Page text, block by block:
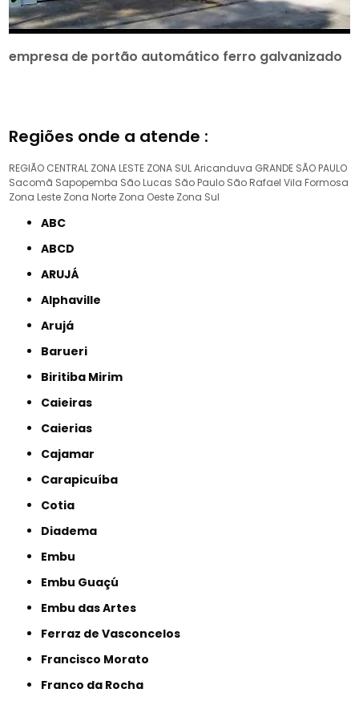
empresa de portão automático ferro galvanizado
Regiões onde a atende :
REGIÃO CENTRAL ZONA LESTE ZONA SULAricanduva GRANDE SÃO PAULO
Sacomã Sapopemba São Lucas São Paulo São Rafael Vila Formosa
Zona Leste Zona Norte Zona Oeste Zona Sul
ABC
ABCD
ARUJÁ
Alphaville
Arujá
Barueri
Biritiba Mirim
Caieiras
Caierias
Cajamar
Carapicuíba
Cotia
Diadema
Embu
Embu Guaçú
Embu das Artes
Ferraz de Vasconcelos
Francisco Morato
Franco da Rocha